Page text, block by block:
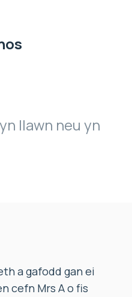
llawn neu yn
a gafodd gan ei
cefn Mrs A o fis